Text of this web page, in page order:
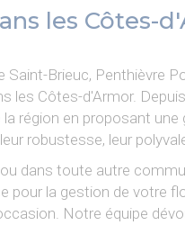
les Côtes-
Brieuc, Penthièvre
les Côtes-d'Armor.
région en proposant
robustesse, leur
dans toute autre
pour la gestion de votre
Notre équipe